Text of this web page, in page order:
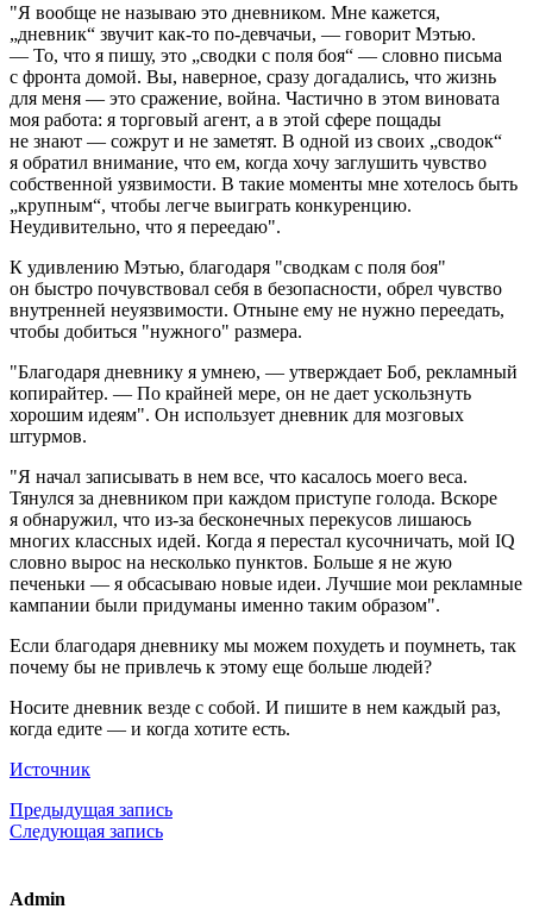
"Я вообще не называю это дневником. Мне кажется,
„дневник“ звучит как-то по-девчачьи, — говорит Мэтью.
— То, что я пишу, это „сводки с поля боя“ — словно письма
с фронта домой. Вы, наверное, сразу догадались, что жизнь
для меня — это сражение, война. Частично в этом виновата
моя работа: я торговый агент, а в этой сфере пощады
не знают — сожрут и не заметят. В одной из своих „сводок“
я обратил внимание, что ем, когда хочу заглушить чувство
собственной уязвимости. В такие моменты мне хотелось быть
„крупным“, чтобы легче выиграть конкуренцию.
Неудивительно, что я переедаю".
К удивлению Мэтью, благодаря "сводкам с поля боя"
он быстро почувствовал себя в безопасности, обрел чувство
внутренней неуязвимости. Отныне ему не нужно переедать,
чтобы добиться "нужного" размера.
"Благодаря дневнику я умнею, — утверждает Боб, рекламный
копирайтер. — По крайней мере, он не дает ускользнуть
хорошим идеям". Он использует дневник для мозговых
штурмов.
"Я начал записывать в нем все, что касалось моего веса.
Тянулся за дневником при каждом приступе голода. Вскоре
я обнаружил, что из-за бесконечных перекусов лишаюсь
многих классных идей. Когда я перестал кусочничать, мой IQ
словно вырос на несколько пунктов. Больше я не жую
печеньки — я обсасываю новые идеи. Лучшие мои рекламные
кампании были придуманы именно таким образом".
Если благодаря дневнику мы можем похудеть и поумнеть, так
почему бы не привлечь к этому еще больше людей?
Носите дневник везде с собой. И пишите в нем каждый раз,
когда едите — и когда хотите есть.
Источник
Предыдущая запись
Следующая запись
Admin